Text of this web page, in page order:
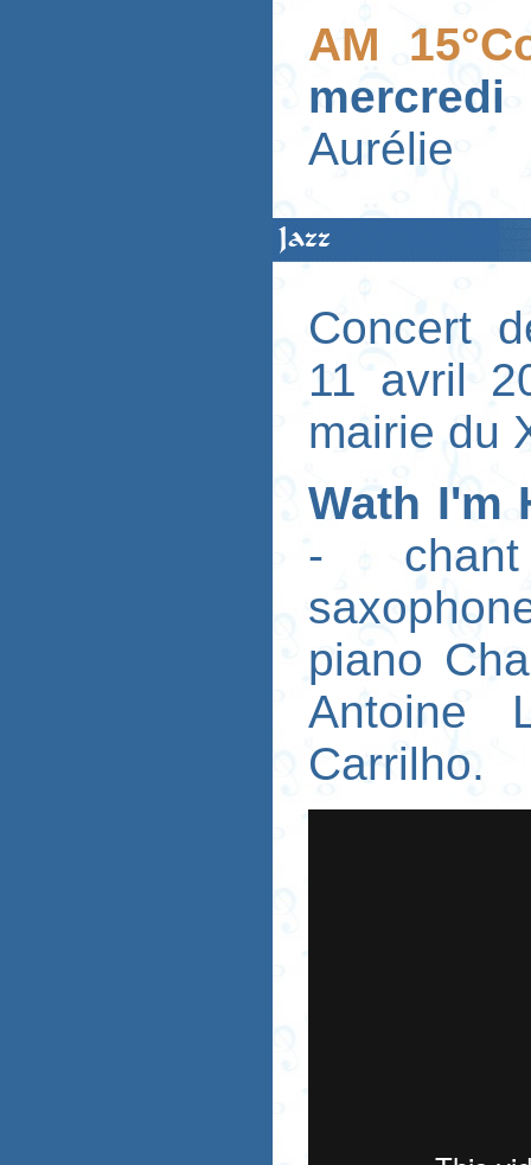
AM
Aurélie
Jazz
Concert
11 avril
mairie du
Wath I'm
- chant
piano
Antoine
Carrilho.